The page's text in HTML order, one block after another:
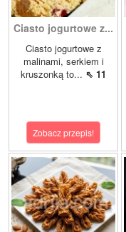
Ciasto jogurtowe z...
Ciasto jogurtowe z
malinami, serkiem i
kruszonką to... ⇖ 11
Zobacz przepis!